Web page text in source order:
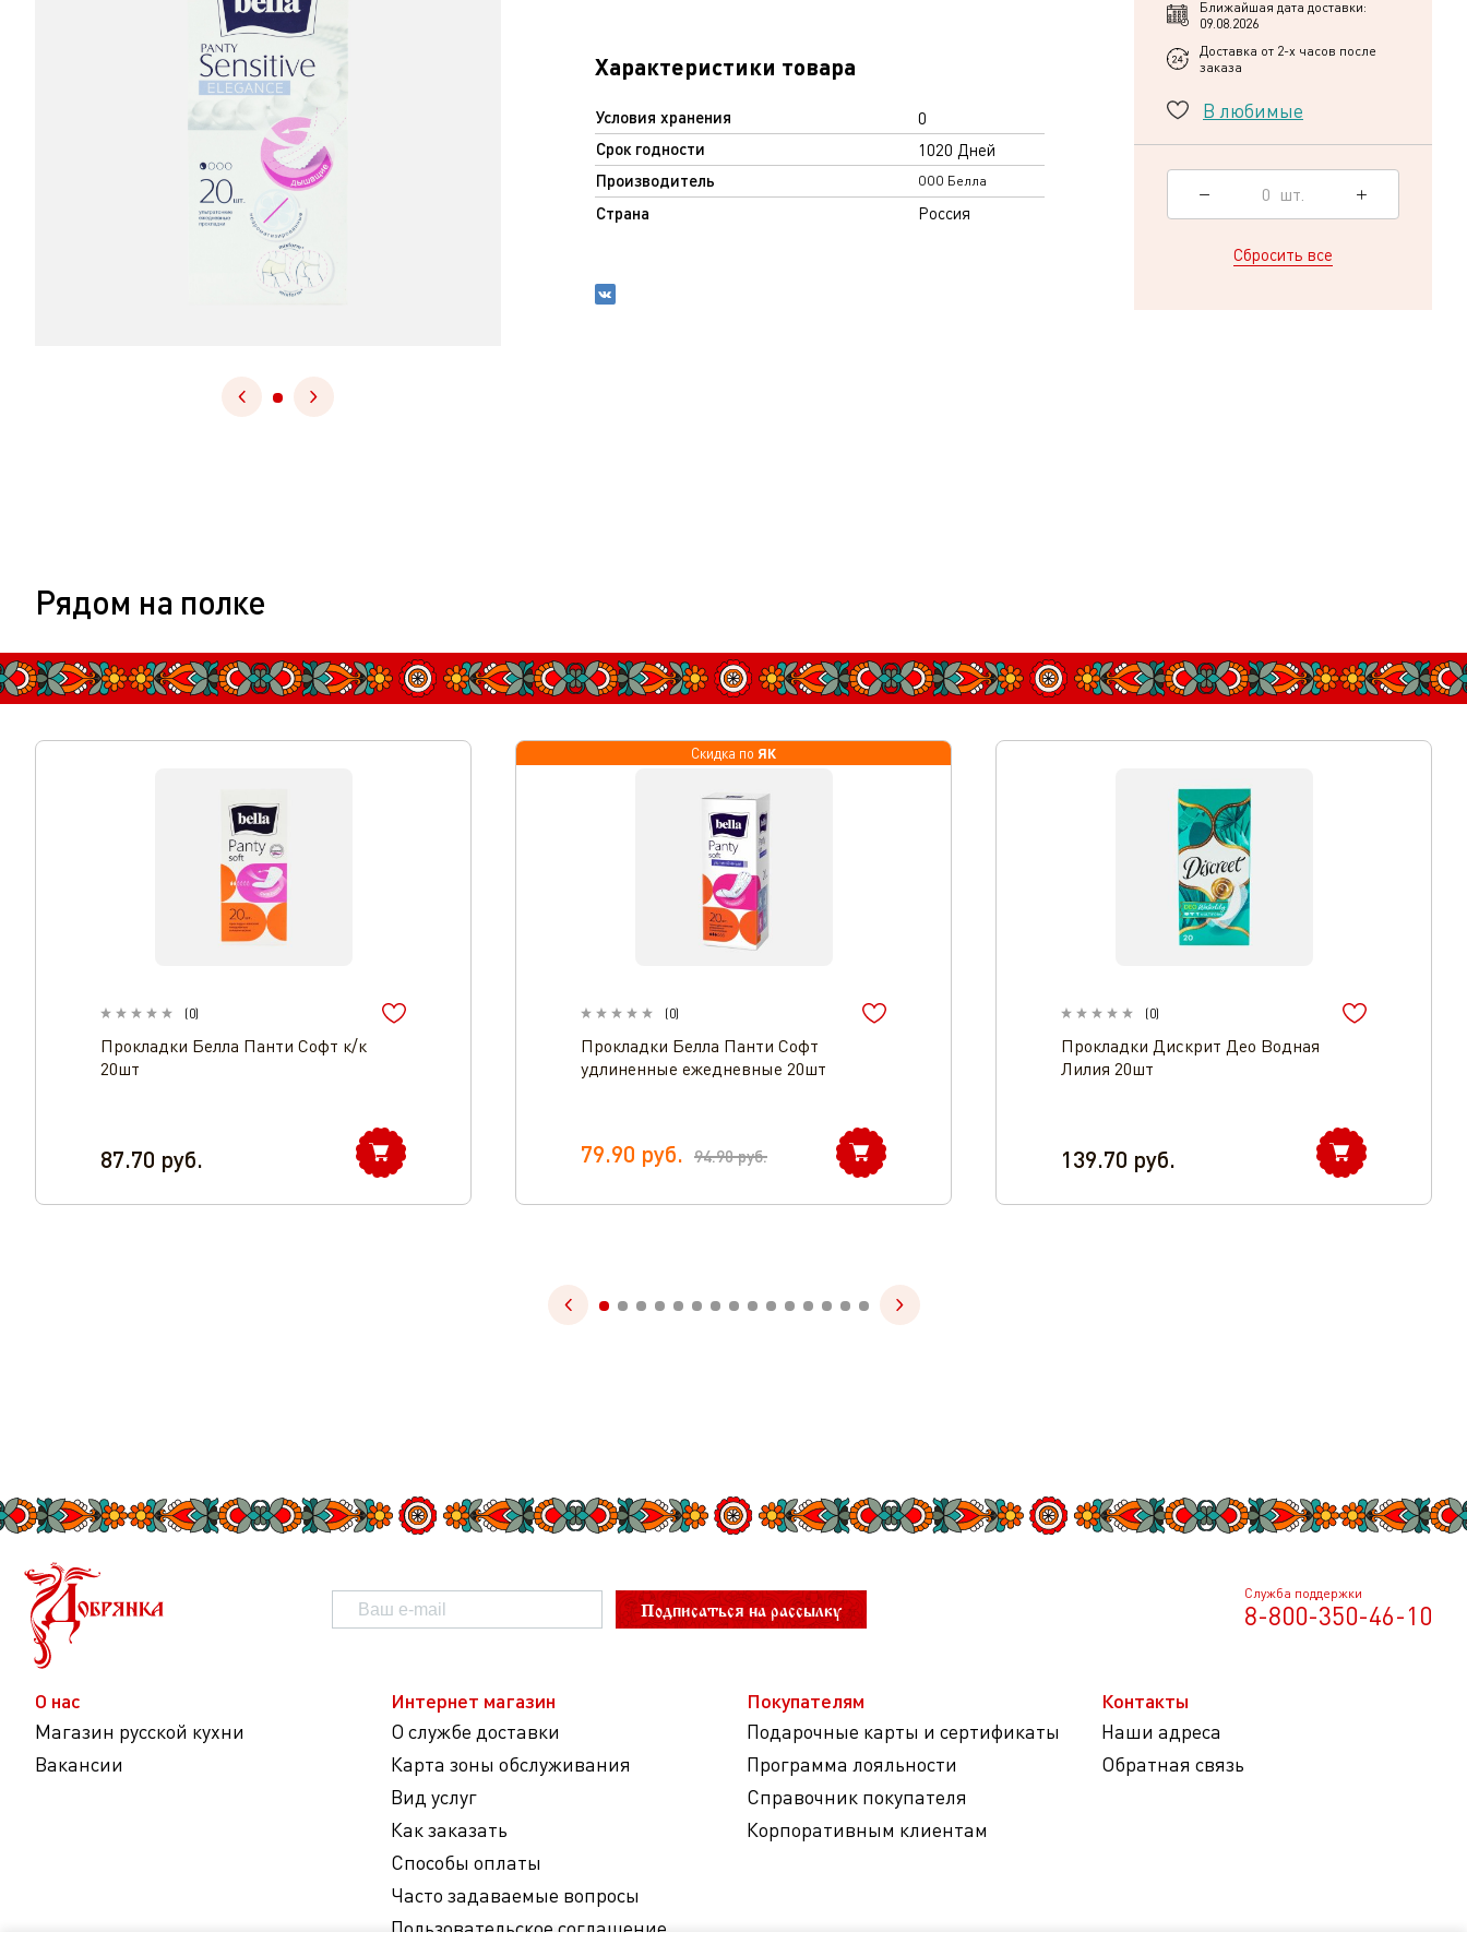
Характеристики товара
Условия хранения 0
Срок годности 1020 Дней
Производитель ООО Белла
Страна Россия
Ближайшая дата доставки:
09.08.2026
Доставка от 2-х часов после
заказа
В любимые
0 шт.
Сбросить все
Рядом на полке
(0)
Прокладки Белла Панти Софт к/к
20шт
87.70 руб.
Скидка по ЯК
(0)
Прокладки Белла Панти Софт
удлиненные ежедневные 20шт
79.90 руб. 94.90руб.
(0)
Прокладки Дискрит Део Водная
Лилия 20шт
139.70 руб.
Подписаться на рассылку
Служба поддержки
8-800-350-46-10
О нас
Магазин русской кухни
Вакансии
Интернет магазин
О службе доставки
Карта зоны обслуживания
Вид услуг
Как заказать
Способы оплаты
Часто задаваемые вопросы
Пользовательское соглашение
Покупателям
Подарочные карты и сертификаты
Программа лояльности
Справочник покупателя
Корпоративным клиентам
Контакты
Наши адреса
Обратная связь